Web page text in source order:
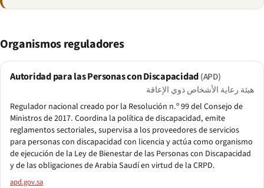
Organismos reguladores
Autoridad para las Personas con Discapacidad(APD)
هيئة رعاية الأشخاص ذوي الإعاقة
Regulador nacional creado por la Resolución n.º 99 del Consejo de
Ministros de 2017. Coordina la política de discapacidad, emite
reglamentos sectoriales, supervisa a los proveedores de servicios
para personas con discapacidad con licencia y actúa como organismo
de ejecución de la Ley de Bienestar de las Personas con Discapacidad
y de las obligaciones de Arabia Saudí en virtud de la CRPD.
apd.gov.sa